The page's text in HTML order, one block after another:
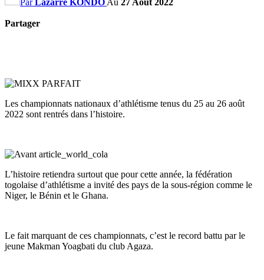
Partager
Les championnats nationaux d’athlétisme tenus du 25 au 26 août
2022 sont rentrés dans l’histoire.
L’histoire retiendra surtout que pour cette année, la fédération
togolaise d’athlétisme a invité des pays de la sous-région comme le
Niger, le Bénin et le Ghana.
Le fait marquant de ces championnats, c’est le record battu par le
jeune Makman Yoagbati du club Agaza.